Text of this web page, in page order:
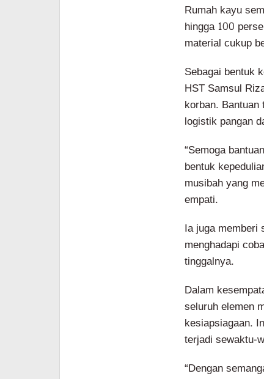
Rumah kayu
hingga 100
material cukup
Sebagai bentuk
HST Samsul
korban.
logistik pangan
“Semoga
bentuk
musibah yang
empati.
Ia juga memberi
menghadapi
tinggalnya.
Dalam
seluruh elemen
kesiapsiagaan.
terjadi sewaktu-
“Dengan